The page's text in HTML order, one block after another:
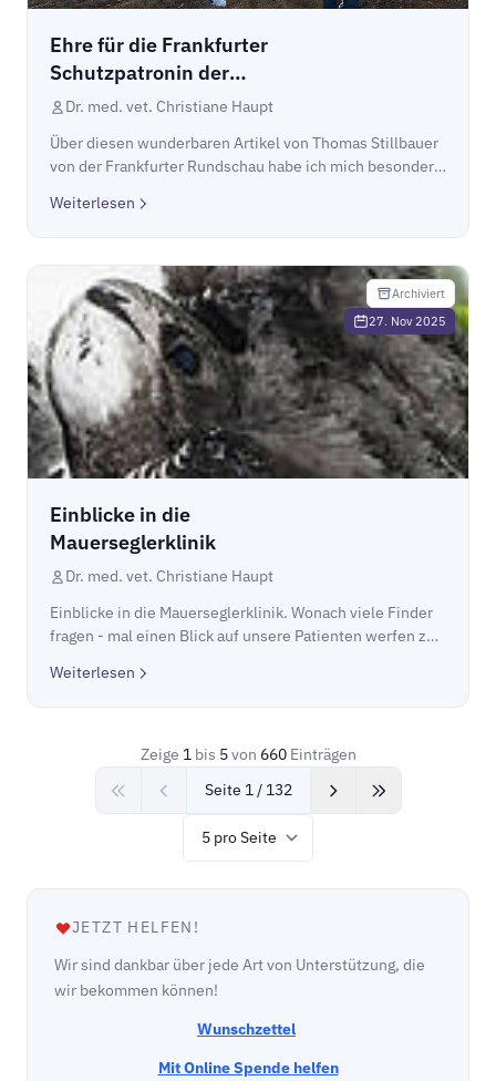
Ehre für die Frankfurter
Schutzpatronin der
Mauersegler
Dr. med. vet. Christiane Haupt
Über diesen wunderbaren Artikel von Thomas Stillbauer
von der Frankfurter Rundschau habe ich mich besonders
Schutzpatronin der Mauersegler
Weiterlesen
Archiviert
27. Nov 2025
Einblicke in die
Mauerseglerklinik
Dr. med. vet. Christiane Haupt
Einblicke in die Mauerseglerklinik. Wonach viele Finder
fragen - mal einen Blick auf unsere Patienten werfen zu
war Sat1 bei uns zu Besuch und ha...
Weiterlesen
Zeige 1bis 5von 660Einträgen
Seite 1 / 132
Items per page
JETZT HELFEN!
Wir sind dankbar über jede Art von Unterstützung, die
wir bekommen können!
Wunschzettel
Mit Online Spende helfen